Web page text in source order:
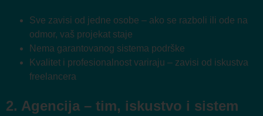
Sve zavisi od jedne osobe – ako se razboli ili ode na
odmor, vaš projekat staje
Nema garantovanog sistema podrške
Kvalitet i profesionalnost variraju – zavisi od iskustva
freelancera
2. Agencija – tim, iskustvo i sistem